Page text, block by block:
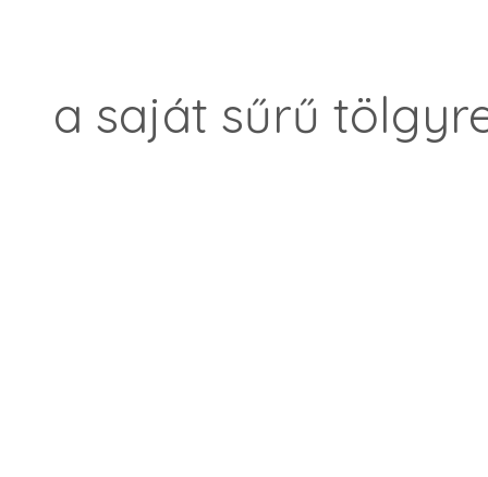
a saját sűrű